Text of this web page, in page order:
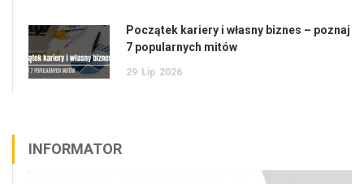
Początek kariery i własny biznes – poznaj
7 popularnych mitów
29 Lip 2026
INFORMATOR